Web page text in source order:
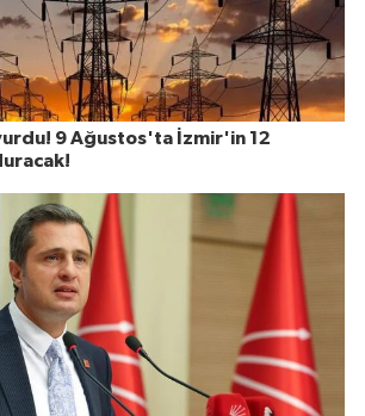
9 Ağustos'ta İzmir'in 12